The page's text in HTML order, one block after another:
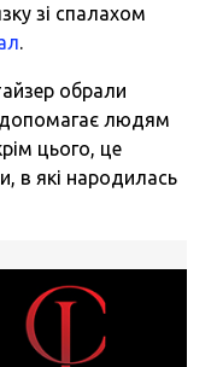
зі спалахом
.
обрали
допомагає людям
цього, це
в які народилась